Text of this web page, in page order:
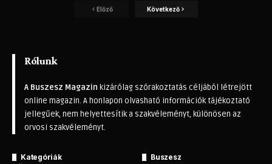
Előző Következő
Rólunk
A Buszesz Magazin kizárólag szórakoztatás céljából létrejött
online magazin. A honlapon olvasható információk tájékoztató
jellegűek, nem helyettesítik a szakvéleményt, különösen az
orvosi szakvéleményt.
Kategóriák Buszesz